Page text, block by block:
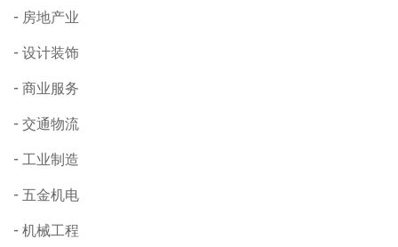
房地产业
设计装饰
商业服务
交通物流
工业制造
五金机电
机械工程